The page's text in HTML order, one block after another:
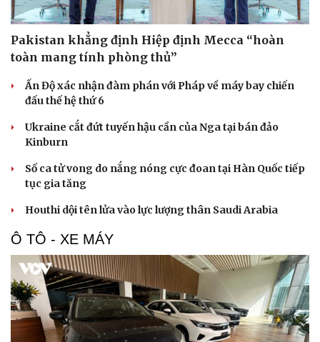
Pakistan khẳng định Hiệp định Mecca “hoàn
toàn mang tính phòng thủ”
Ấn Độ xác nhận đàm phán với Pháp về máy bay chiến
đấu thế hệ thứ 6
Ukraine cắt đứt tuyến hậu cần của Nga tại bán đảo
Kinburn
Số ca tử vong do nắng nóng cực đoan tại Hàn Quốc tiếp
tục gia tăng
Houthi dội tên lửa vào lực lượng thân Saudi Arabia
Ô TÔ - XE MÁY